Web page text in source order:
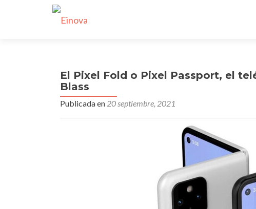
El Pixel Fold o Pixel Passport, el
Blass
Publicada en 20 septiembre, 2021